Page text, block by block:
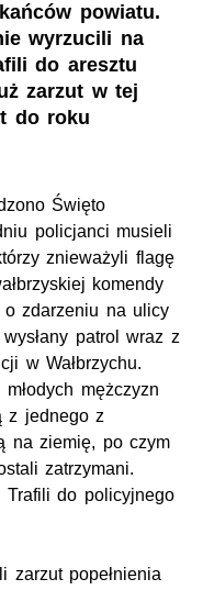
powiatu.
wyrzucili na
do aresztu
zarzut w tej
do roku
Święto
policjanci musieli
znieważyli flagę
komendy
o zdarzeniu na ulicy
patrol wraz z
w Wałbrzychu.
mężczyzn
z jednego z
na ziemię, po czym
zatrzymani.
do policyjnego
zarzut popełnienia